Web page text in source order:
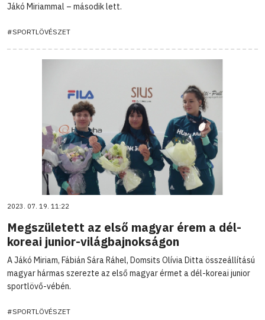
Jákó Miriammal – második lett.
#SPORTLÖVÉSZET
2023. 07. 19. 11:22
Megszületett az első magyar érem a dél-
koreai junior-világbajnokságon
A Jákó Miriam, Fábián Sára Ráhel, Domsits Olívia Ditta összeállítású
magyar hármas szerezte az első magyar érmet a dél-koreai junior
sportlövő-vébén.
#SPORTLÖVÉSZET